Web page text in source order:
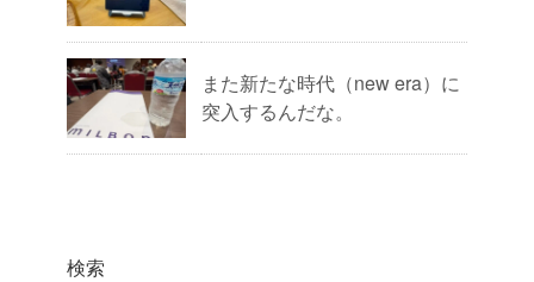
また新たな時代（new era）に
突入するんだな。
検索